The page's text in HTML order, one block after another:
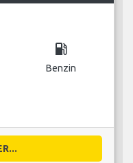
local_gas_station
Benzin